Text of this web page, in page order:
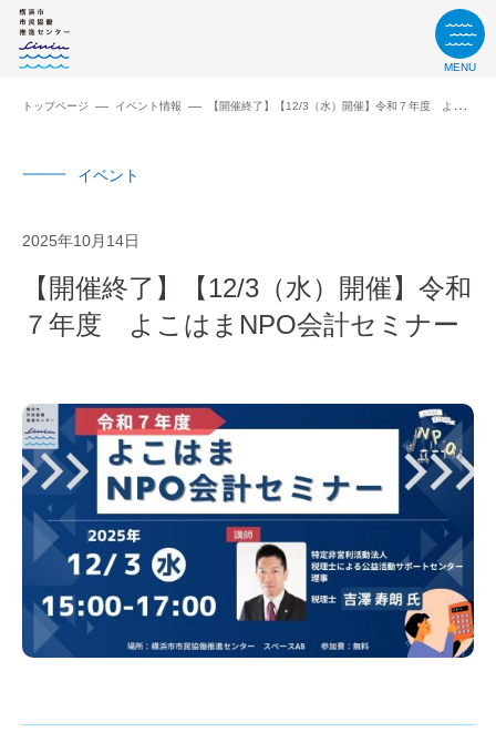
MENU
トップページ イベント情報 【開催終了】【12/3（水）開催】令和７年度 よこはまNPO会計セミナー
イベント
2025年10月14日
【開催終了】【12/3（水）開催】令和
７年度 よこはまNPO会計セミナー